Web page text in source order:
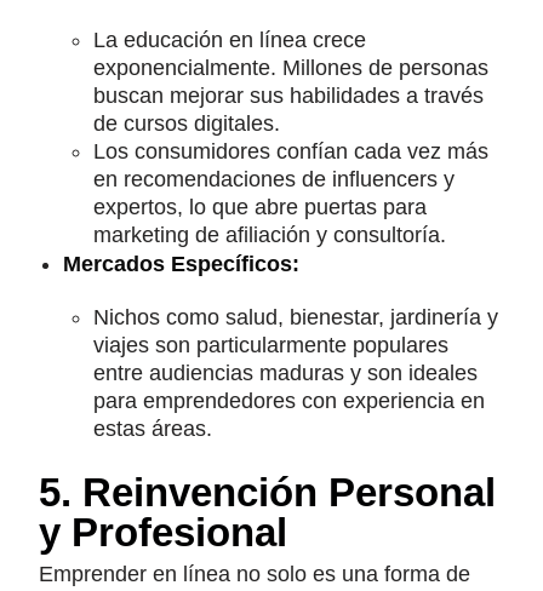
La educación en línea crece
exponencialmente. Millones de personas
buscan mejorar sus habilidades a través
de cursos digitales.
Los consumidores confían cada vez más
en recomendaciones de influencers y
expertos, lo que abre puertas para
marketing de afiliación y consultoría.
Mercados Específicos:
Nichos como salud, bienestar, jardinería y
viajes son particularmente populares
entre audiencias maduras y son ideales
para emprendedores con experiencia en
estas áreas.
5. Reinvención Personal
y Profesional
Emprender en línea no solo es una forma de